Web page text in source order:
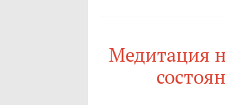
Медитация